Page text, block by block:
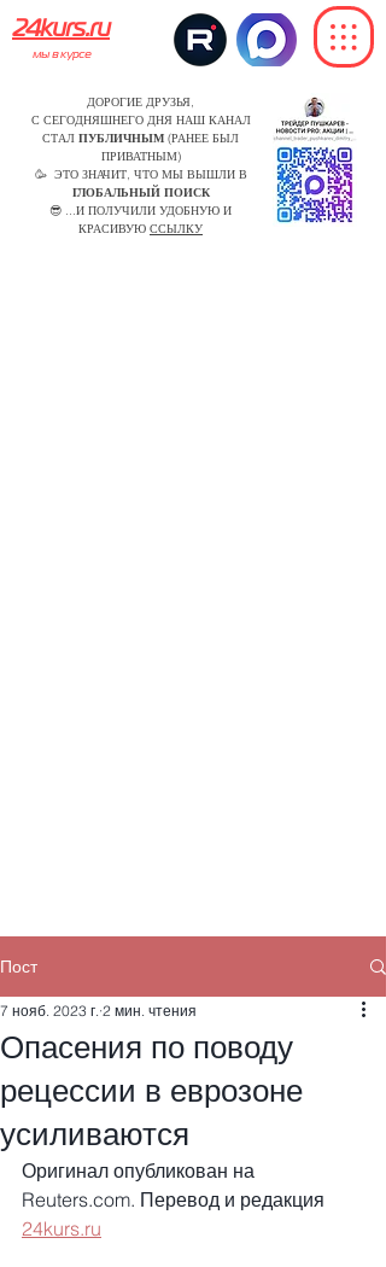
24kurs.ru
мы в курсе
ДОРОГИЕ ДРУЗЬЯ,
С СЕГОДНЯШНЕГО ДНЯ НАШ КАНАЛ
СТАЛ ПУБЛИЧНЫМ (РАНЕЕ БЫЛ
ПРИВАТНЫМ)
🥳 ЭТО ЗНАЧИТ, ЧТО МЫ ВЫШЛИ В
ГЛОБАЛЬНЫЙ ПОИСК
😎 ...И ПОЛУЧИЛИ УДОБНУЮ И
КРАСИВУЮ ССЫЛКУ
Пост
Опасения по поводу
рецессии в еврозоне
усиливаются
7 нояб. 2023 г. 2 мин. чтения
Оригинал опубликован на
Reuters.com. Перевод и редакция
24kurs.ru